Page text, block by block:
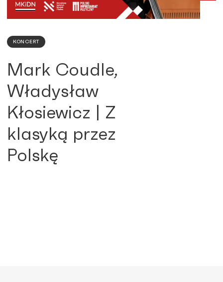
KONCERT
Mark Coudle,
Władysław
Kłosiewicz | Z
klasyką przez
Polskę